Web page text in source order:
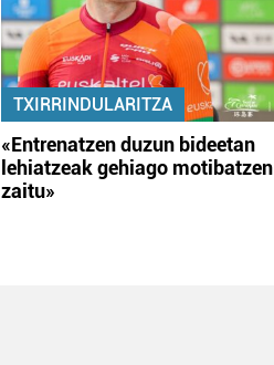
TXIRRINDULARITZA
«Entrenatzen duzun bideetan
lehiatzeak gehiago motibatzen
zaitu»